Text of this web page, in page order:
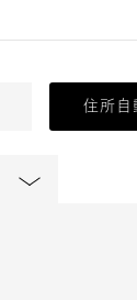
住所自